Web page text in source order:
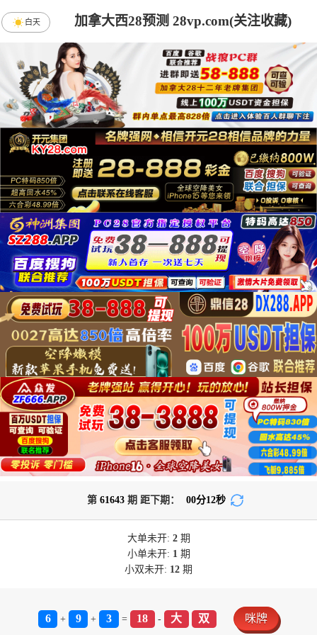
加拿大西28预测 28vp.com(关注收藏)
白天
第 61643期 距下期： 00分12秒
大单未开: 2期
小单未开: 1 期
小双未开: 12 期
6 + 9 + 3 = 18 - 大 双 咪牌